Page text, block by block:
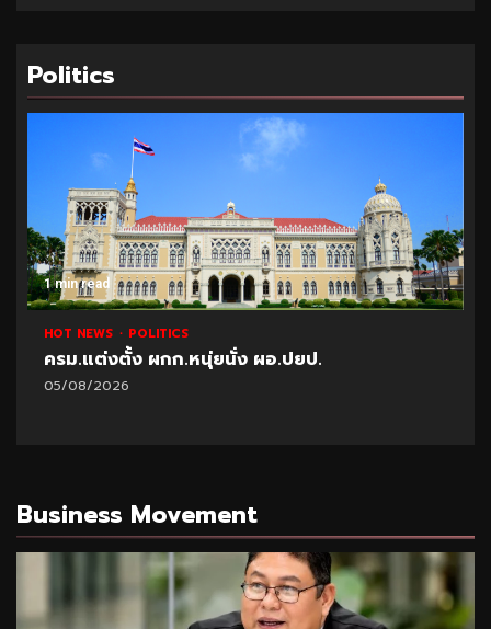
Politics
1 min read
HOT NEWS POLITICS
ครม.แต่งตั้ง ผกก.หนุ่ยนั่ง ผอ.ปยป.
05/08/2026
Business Movement